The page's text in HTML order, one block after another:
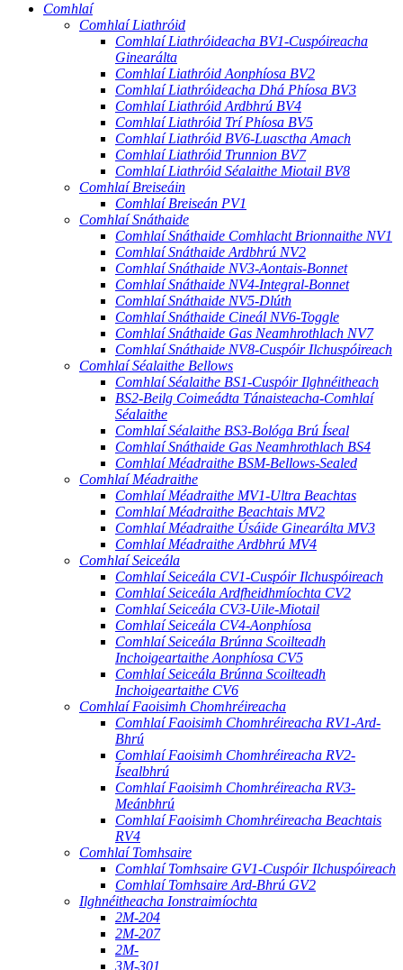
Comhlaí
Comhlaí Liathróid
Comhlaí Liathróideacha BV1-Cuspóireacha
Ginearálta
Comhlaí Liathróid Aonphíosa BV2
Comhlaí Liathróideacha Dhá Phíosa BV3
Comhlaí Liathróid Ardbhrú BV4
Comhlaí Liathróid Trí Phíosa BV5
Comhlaí Liathróid BV6-Luasctha Amach
Comhlaí Liathróid Trunnion BV7
Comhlaí Liathróid Séalaithe Miotail BV8
Comhlaí Breiseáin
Comhlaí Breiseán PV1
Comhlaí Snáthaide
Comhlaí Snáthaide Comhlacht Brionnaithe NV1
Comhlaí Snáthaide Ardbhrú NV2
Comhlaí Snáthaide NV3-Aontais-Bonnet
Comhlaí Snáthaide NV4-Integral-Bonnet
Comhlaí Snáthaide NV5-Dlúth
Comhlaí Snáthaide Cineál NV6-Toggle
Comhlaí Snáthaide Gas Neamhrothlach NV7
Comhlaí Snáthaide NV8-Cuspóir Ilchuspóireach
Comhlaí Séalaithe Bellows
Comhlaí Séalaithe BS1-Cuspóir Ilghnéitheach
BS2-Beilg Coimeádta Tánaisteacha-Comhlaí
Séalaithe
Comhlaí Séalaithe BS3-Bológa Brú Íseal
Comhlaí Snáthaide Gas Neamhrothlach BS4
Comhlaí Méadraithe BSM-Bellows-Sealed
Comhlaí Méadraithe
Comhlaí Méadraithe MV1-Ultra Beachtas
Comhlaí Méadraithe Beachtais MV2
Comhlaí Méadraithe Úsáide Ginearálta MV3
Comhlaí Méadraithe Ardbhrú MV4
Comhlaí Seiceála
Comhlaí Seiceála CV1-Cuspóir Ilchuspóireach
Comhlaí Seiceála Ardfheidhmíochta CV2
Comhlaí Seiceála CV3-Uile-Miotail
Comhlaí Seiceála CV4-Aonphíosa
Comhlaí Seiceála Brúnna Scoilteadh
Inchoigeartaithe Aonphíosa CV5
Comhlaí Seiceála Brúnna Scoilteadh
Inchoigeartaithe CV6
Comhlaí Faoisimh Chomhréireacha
Comhlaí Faoisimh Chomhréireacha RV1-Ard-
Bhrú
Comhlaí Faoisimh Chomhréireacha RV2-
Ísealbhrú
Comhlaí Faoisimh Chomhréireacha RV3-
Meánbhrú
Comhlaí Faoisimh Chomhréireacha Beachtais
RV4
Comhlaí Tomhsaire
Comhlaí Tomhsaire GV1-Cuspóir Ilchuspóireach
Comhlaí Tomhsaire Ard-Bhrú GV2
Ilghnéitheacha Ionstraimíochta
2M-204
2M-207
2M-
3M-301